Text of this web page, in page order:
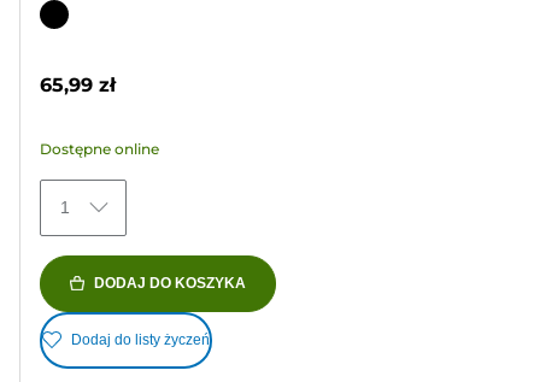
na
15
Wkład
65,99 zł
Dostępne online
1
DODAJ DO KOSZYKA
Dodaj do listy życzeń